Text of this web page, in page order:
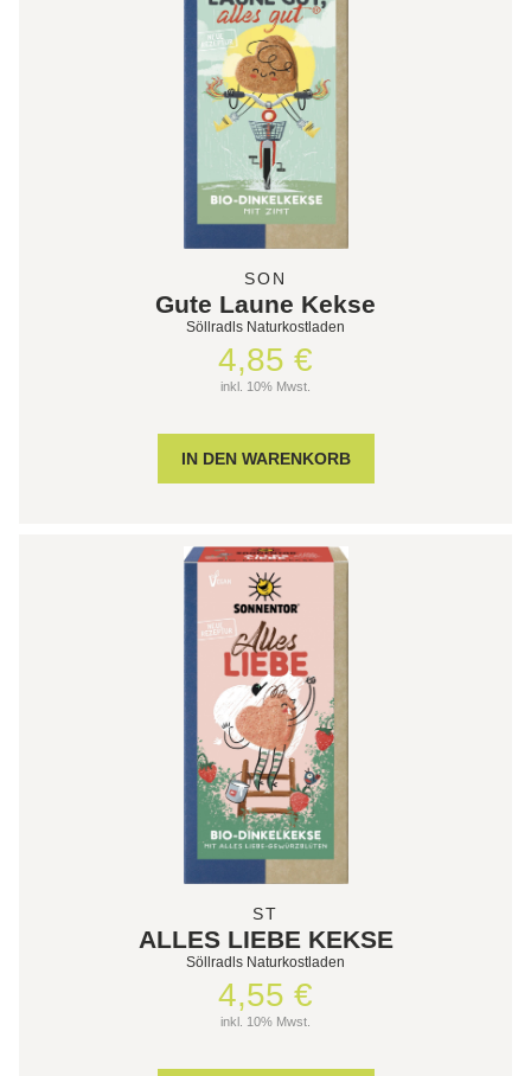
SON
Gute Laune Kekse
Söllradls Naturkostladen
4,85 €
inkl. 10% Mwst.
ST
ALLES LIEBE KEKSE
Söllradls Naturkostladen
4,55 €
inkl. 10% Mwst.